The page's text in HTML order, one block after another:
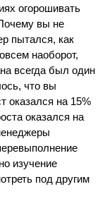
огорошивать
вы не
пытался, как
наоборот,
всегда был один
что вы
оказался на 15%
оказался на
изучение
под другим